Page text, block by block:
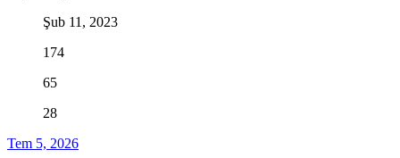
Şub 11, 2023
174
65
28
Tem 5, 2026